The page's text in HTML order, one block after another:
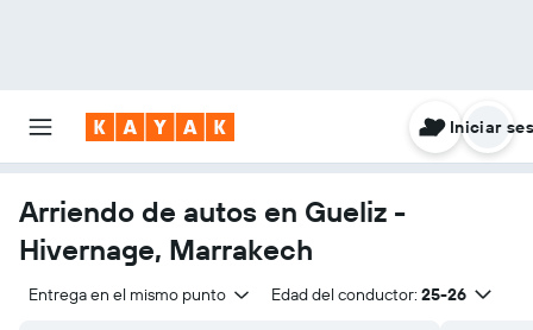
Iniciar
Arriendo de autos en Gueliz -
Hivernage, Marrakech
Entrega en el mismo punto Edad del conductor: 25-26